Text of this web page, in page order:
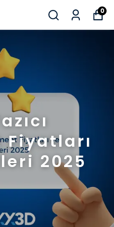
0
2025